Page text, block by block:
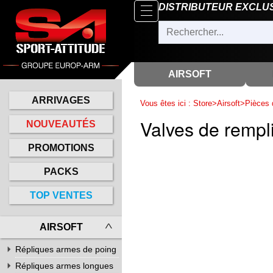
Parcourir
Arrivages
Nouveautés
Packs
Top
ventes
Airsoft ‣
Paintball‣
Air
Comprimé
‣
Outdoor
Fermer
DISTRIBUTEUR
AIRSOFT
ARRIVAGES
NOUVEAUTÉS
PROMOTIONS
PACKS
TOP VENTES
AIRSOFT
Répliques armes de poing
Répliques à ressort
Répliques de pistolets
Répliques armes longues
Vous êtes ici : Store>Airsoft> Pièces
Valves de